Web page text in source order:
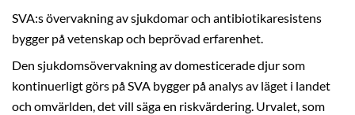
SVA:s övervakning av sjukdomar och antibiotikaresistens
bygger på vetenskap och beprövad erfarenhet.
Den sjukdomsövervakning av domesticerade djur som
kontinuerligt görs på SVA bygger på analys av läget i landet
och omvärlden, det vill säga en riskvärdering. Urvalet, som